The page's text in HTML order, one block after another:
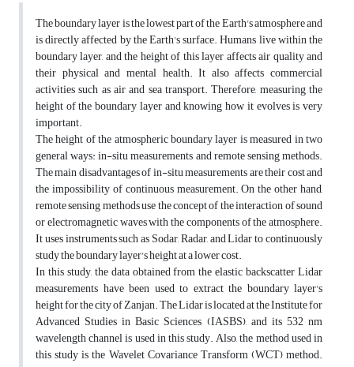
The boundary layer is the lowest part of the Earth's atmosphere and
is directly affected by the Earth's surface. Humans live within the
boundary layer, and the height of this layer affects air quality and
their physical and mental health. It also affects commercial
activities such as air and sea transport. Therefore, measuring the
height of the boundary layer and knowing how it evolves is very
important.
The height of the atmospheric boundary layer is measured in two
general ways: in-situ measurements and remote sensing methods.
The main disadvantages of in-situ measurements are their cost and
the impossibility of continuous measurement. On the other hand,
remote sensing methods use the concept of the interaction of sound
or electromagnetic waves with the components of the atmosphere.
It uses instruments such as Sodar, Radar, and Lidar to continuously
study the boundary layer's height at a lower cost.
In this study, the data obtained from the elastic backscatter Lidar
measurements have been used to extract the boundary layer's
height for the city of Zanjan. The Lidar is located at the Institute for
Advanced Studies in Basic Sciences (IASBS), and its 532 nm
wavelength channel is used in this study. Also, the method used in
this study is the Wavelet Covariance Transform (WCT) method.